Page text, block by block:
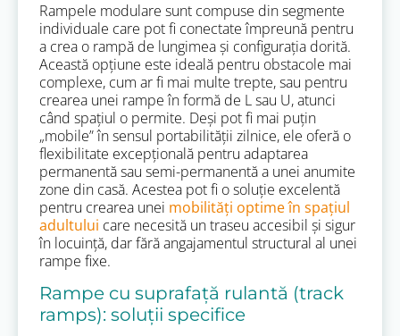
Rampele modulare sunt compuse din segmente
individuale care pot fi conectate împreună pentru
a crea o rampă de lungimea și configurația dorită.
Această opțiune este ideală pentru obstacole mai
complexe, cum ar fi mai multe trepte, sau pentru
crearea unei rampe în formă de L sau U, atunci
când spațiul o permite. Deși pot fi mai puțin
„mobile” în sensul portabilității zilnice, ele oferă o
flexibilitate excepțională pentru adaptarea
permanentă sau semi-permanentă a unei anumite
zone din casă. Acestea pot fi o soluție excelentă
pentru crearea unei mobilități optime în spațiul
adultului care necesită un traseu accesibil și sigur
în locuință, dar fără angajamentul structural al unei
rampe fixe.
Rampe cu suprafață rulantă (track
ramps): soluții specifice